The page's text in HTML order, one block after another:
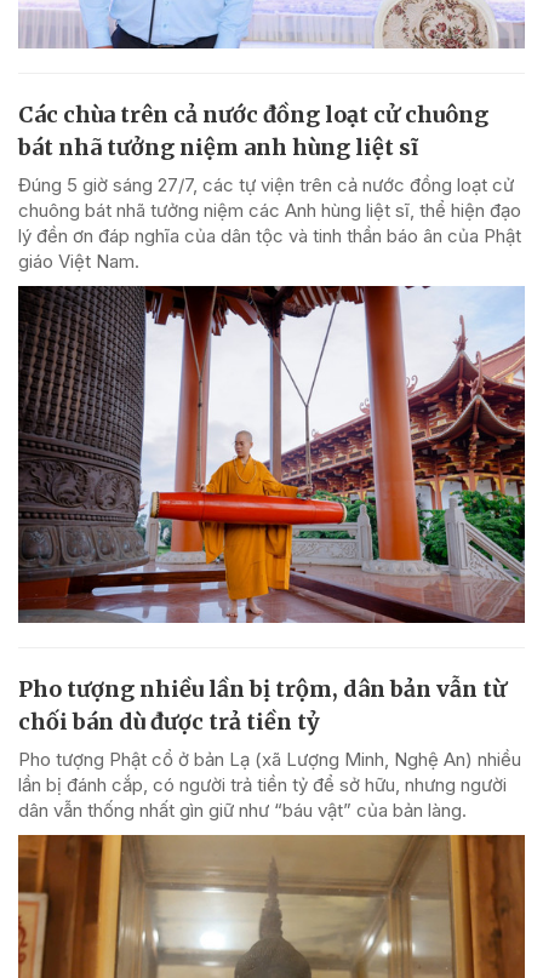
Các chùa trên cả nước đồng loạt cử chuông
bát nhã tưởng niệm anh hùng liệt sĩ
Đúng 5 giờ sáng 27/7, các tự viện trên cả nước đồng loạt cử
chuông bát nhã tưởng niệm các Anh hùng liệt sĩ, thể hiện đạo
lý đền ơn đáp nghĩa của dân tộc và tinh thần báo ân của Phật
giáo Việt Nam.
Pho tượng nhiều lần bị trộm, dân bản vẫn từ
chối bán dù được trả tiền tỷ
Pho tượng Phật cổ ở bản Lạ (xã Lượng Minh, Nghệ An) nhiều
lần bị đánh cắp, có người trả tiền tỷ để sở hữu, nhưng người
dân vẫn thống nhất gìn giữ như “báu vật” của bản làng.